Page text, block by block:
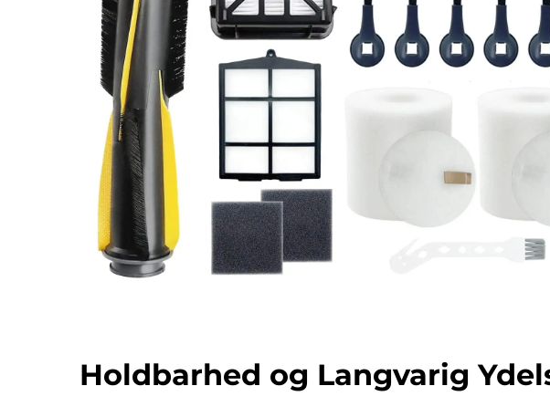
Holdbarhed og Langvarig